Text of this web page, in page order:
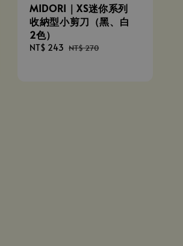
MIDORI｜XS迷你系列
收納型小剪刀（黑、白
2色）
Sale
NT$ 243 Regular
NT$ 270